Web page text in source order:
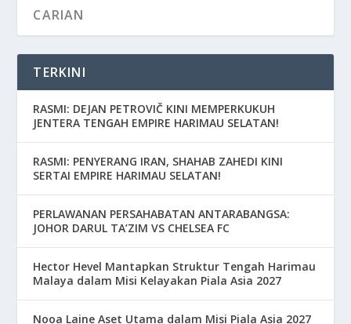
TERKINI
RASMI: DEJAN PETROVIČ KINI MEMPERKUKUH
JENTERA TENGAH EMPIRE HARIMAU SELATAN!
RASMI: PENYERANG IRAN, SHAHAB ZAHEDI KINI
SERTAI EMPIRE HARIMAU SELATAN!
PERLAWANAN PERSAHABATAN ANTARABANGSA:
JOHOR DARUL TA’ZIM VS CHELSEA FC
Hector Hevel Mantapkan Struktur Tengah Harimau
Malaya dalam Misi Kelayakan Piala Asia 2027
Nooa Laine Aset Utama dalam Misi Piala Asia 2027